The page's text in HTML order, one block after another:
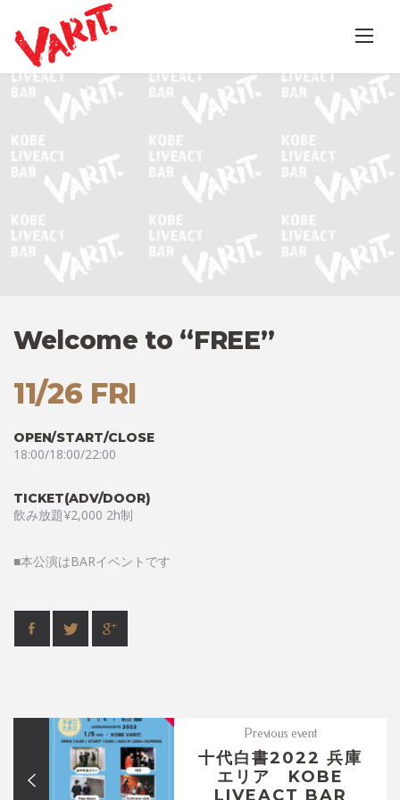
content
Welcome to “FREE”
11/26 FRI
OPEN/START/CLOSE
18:00/18:00/22:00
TICKET(ADV/DOOR)
飲み放題¥2,000 2h制
■本公演はBARイベントです
Previous event
十代白書2022 兵庫
エリア KOBE
LIVEACT BAR